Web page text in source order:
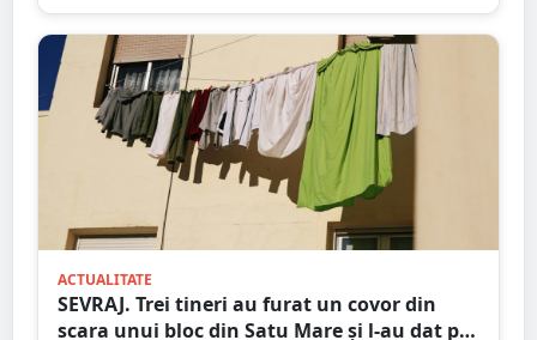
ACTUALITATE
SEVRAJ. Trei tineri au furat un covor din
scara unui bloc din Satu Mare și l-au dat pe